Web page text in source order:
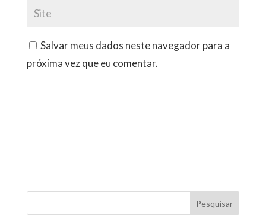
Salvar meus dados neste navegador para a
próxima vez que eu comentar.
Pesquisar